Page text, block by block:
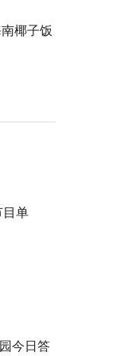
椰子饭
单
今日答